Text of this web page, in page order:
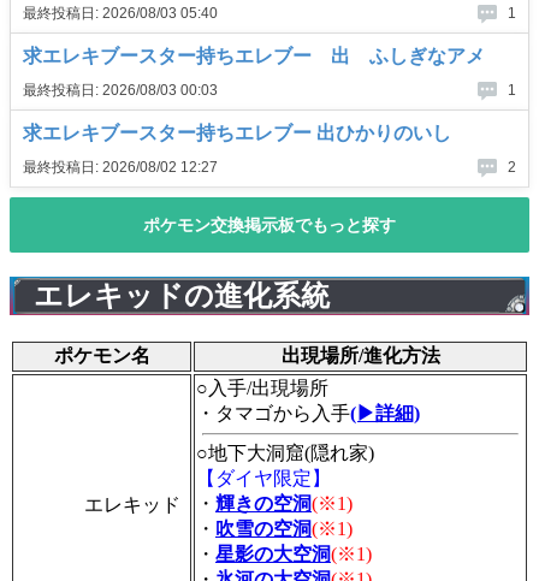
エレキッドの進化系統
ポケモン名 出現場所/進化方法
エレキッド
○入手/出現場所
・タマゴから入手(▶詳細)
○地下大洞窟(隠れ家)
【ダイヤ限定】
・ 輝きの空洞(※1)
・ 吹雪の空洞(※1)
・ 星影の大空洞(※1)